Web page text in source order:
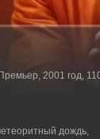
2001 год,
дождь,